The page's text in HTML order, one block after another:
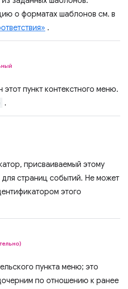
о форматах шаблонов см. в
.
пункт контекстного меню.
.
присваиваемый этому
страниц событий. Не может
этого
пункта меню; это
по отношению к ранее